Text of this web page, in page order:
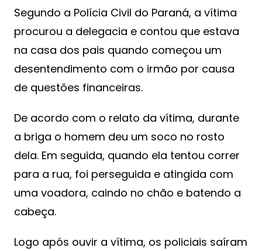
Segundo a Polícia Civil do Paraná, a vítima
procurou a delegacia e contou que estava
na casa dos pais quando começou um
desentendimento com o irmão por causa
de questões financeiras.
De acordo com o relato da vítima, durante
a briga o homem deu um soco no rosto
dela. Em seguida, quando ela tentou correr
para a rua, foi perseguida e atingida com
uma voadora, caindo no chão e batendo a
cabeça.
Logo após ouvir a vítima, os policiais saíram